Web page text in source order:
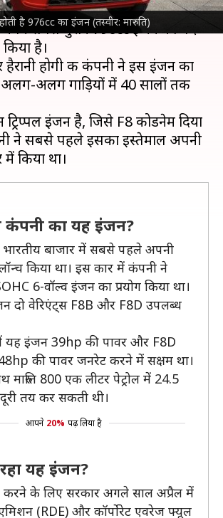
है 976cc का इंजन (तस्वीर: मारुति)
कार कंपनीमारुति सुजुकीइस वित्तीय
सबसे पुराने 796cc इंजन को बंद
है।
होगी की कंपनी ने इस इंजन का
अलग गाड़ियों में 40 सालों तक
इंजन है, जिसे F8 कोडनेम दिया
ने सबसे पहले इसका इस्तेमाल अपनी
कंपनी का यह इंजन?
भारतीय बाजार में सबसे पहले अपनी
किया था। इस कार में कंपनी ने
6-वॉल्व इंजन का प्रयोग किया था।
दो वेरिएंट्स F8B और F8D उपलब्ध
यह इंजन 39hp की पावर और F8D
की पावर जनरेट करने में सक्षम था।
800 एक लीटर पेट्रोल में 24.5
तय कर सकती थी।
आपने 20% पढ़ लिया है
यह इंजन?
करने के लिए सरकार अगले साल अप्रैल में
एमिशन (RDE) और कॉर्पोरेट एवरेज फ्यूल